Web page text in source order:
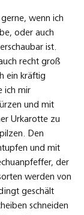
wenn ich
oder auch
ist.
recht groß
ein kräftig
ich mir
und mit
Urkarotte zu
Den
und mit
der
werden von
geschält
schneiden